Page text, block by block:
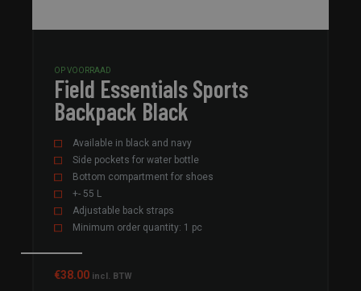
OP VOORRAAD
Field Essentials Sports
Backpack Black
Available in black and navy
Side pockets for water bottle
Bottom compartment for shoes
+- 55 L
Adjustable back straps
Minimum order quantity: 1 pc
€38.00 incl. BTW